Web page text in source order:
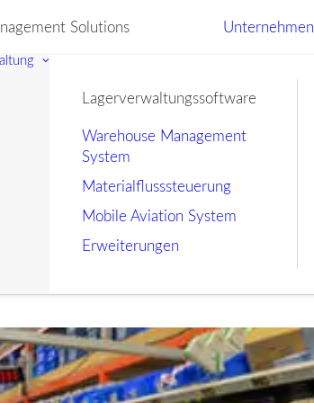
Solutions Unternehmen
Lagerverwaltungssoftware
Warehouse Management
System
Materialflusssteuerung
Mobile Aviation System
Erweiterungen